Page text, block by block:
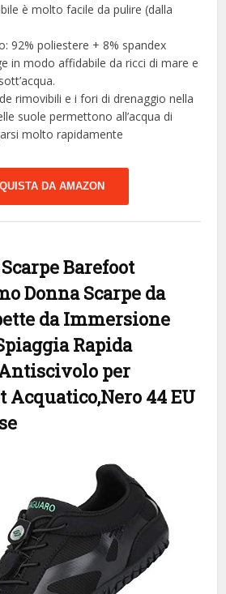
è molto facile da pulire (dalla
92% poliestere + 8% spandex
in modo affidabile da ricci di mare e
rimovibili e i fori di drenaggio nella
suole permettono all’acqua di
molto rapidamente
DA AMAZON
Scarpe Barefoot
Donna Scarpe da
da Immersione
Rapida
per
Acquatico,Nero 44 EU